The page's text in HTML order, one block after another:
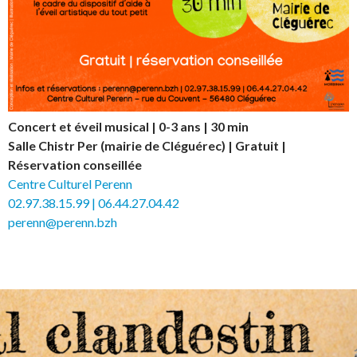
Concert et éveil musical | 0-3 ans | 30 min
Salle Chistr Per (mairie de Cléguérec) | Gratuit |
Réservation conseillée
Centre Culturel Perenn
02.97.38.15.99 | 06.44.27.04.42
perenn@perenn.bzh